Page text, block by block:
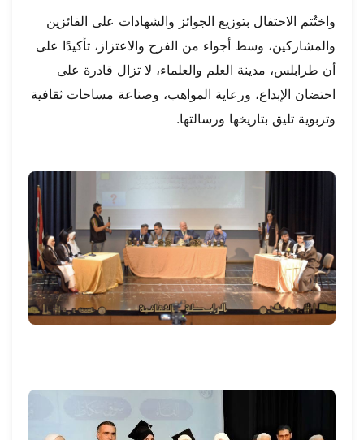
واختُتم الاحتفال بتوزيع الجوائز والشهادات على الفائزين
والمشاركين، وسط أجواء من الفرح والاعتزاز، تأكيدًا على
أن طرابلس، مدينة العلم والعلماء، لا تزال قادرة على
احتضان الإبداع، ورعاية المواهب، وصناعة مساحات ثقافية
وتربوية تليق بتاريخها ورسالتها.